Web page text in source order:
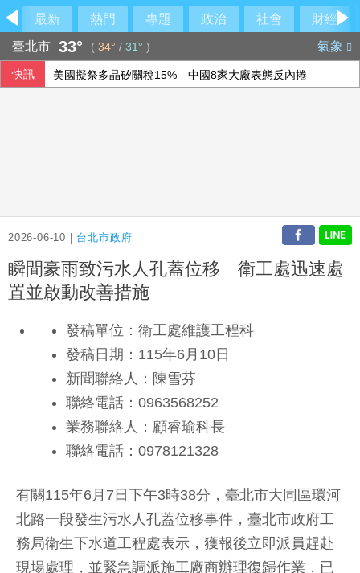
最新 熱門 專題 政治 社會
財經
臺北市 33° ( 34° / 31° ) 氣象
快訊 美國擬祭多晶矽關稅15% 中國8家大廠表態反內捲
2026-06-10 | 台北市政府
瞬間豪雨致污水人孔蓋位移 衛工處迅速處
置並啟動改善措施
發稿單位：衛工處維護工程科
發稿日期：115年6月10日
新聞聯絡人：陳雪芬
聯絡電話：0963568252
業務聯絡人：顧睿瑜科長
聯絡電話：0978121328
有關115年6月7日下午3時38分，臺北市大同區環河
北路一段發生污水人孔蓋位移事件，臺北市政府工
務局衛生下水道工程處表示，獲報後立即派員趕赴
現場處理，並緊急調派施工廠商辦理復歸作業，已